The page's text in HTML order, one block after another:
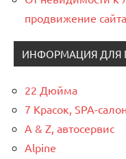
продвижение
ИНФОРМАЦИЯ ДЛЯ
22 Дюйма
7 Красок, SPA-салон
A & Z, автосервис
Alpine